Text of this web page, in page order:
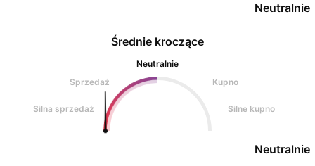
Neutralnie
Średnie kroczące
Neutralnie
Sprzedaż
Kupno
Silna sprzedaż Silne kupno
Neutralnie